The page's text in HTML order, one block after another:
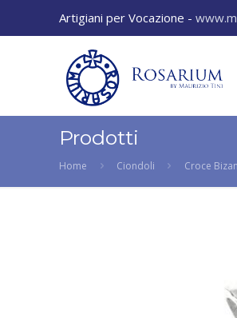
Artigiani per Vocazione -
Prodotti
Home Ciondoli Croce